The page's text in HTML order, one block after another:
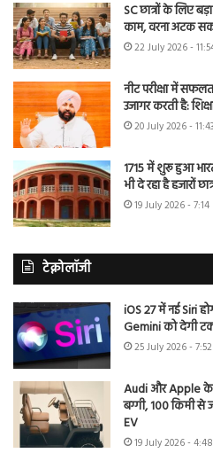
SC छात्रों के लिए
काम, वरना अटक
22 July 2026 -
नीट परीक्षा में
उजागर करती है:
20 July 2026 -
1715 में शुरू हुआ
भी दे रहा है हजारों
19 July 2026 - 7:14
टेक्नोलॉजी
iOS 27 में नई Siri
Gemini को देगी
25 July 2026 -
Audi और Apple के
बग्गी, 100 किमी
EV
19 July 2026 -